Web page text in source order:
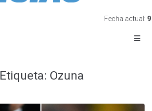
Fecha actual:
Etiqueta: Ozuna